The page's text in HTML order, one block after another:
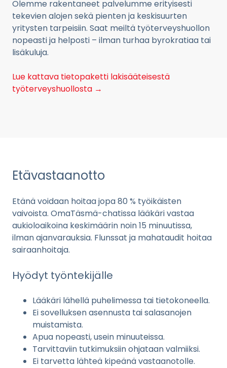
Olemme rakentaneet palvelumme erityisesti
tekevien alojen sekä pienten ja keskisuurten
yritysten tarpeisiin. Saat meiltä työterveyshuollon
nopeasti ja helposti – ilman turhaa byrokratiaa tai
lisäkuluja.
Lue kattava tietopaketti lakisääteisestä
työterveyshuollosta →
Etävastaanotto
Etänä voidaan hoitaa jopa 80 % työikäisten
vaivoista. OmaTäsmä-chatissa lääkäri vastaa
aukioloaikoina keskimäärin noin 15 minuutissa,
ilman ajanvarauksia. Flunssat ja mahataudit hoitaa
sairaanhoitaja.
Hyödyt työntekijälle
Lääkäri lähellä puhelimessa tai tietokoneella.
Ei sovelluksen asennusta tai salasanojen
muistamista.
Apua nopeasti, usein minuuteissa.
Tarvittaviin tutkimuksiin ohjataan valmiiksi.
Ei tarvetta lähteä kipeänä vastaanotolle.